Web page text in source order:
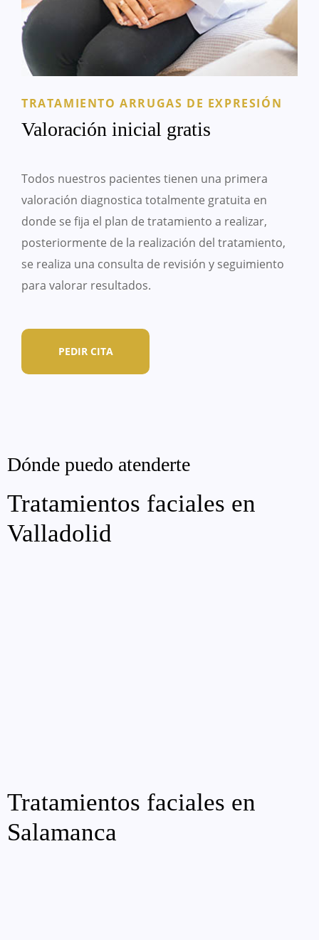
TRATAMIENTO ARRUGAS DE EXPRESIÓN
Valoración inicial gratis
Todos nuestros pacientes tienen una primera
valoración diagnostica totalmente gratuita en
donde se fija el plan de tratamiento a realizar,
posteriormente de la realización del tratamiento,
se realiza una consulta de revisión y seguimiento
para valorar resultados.
PEDIR CITA
Dónde puedo atenderte
Tratamientos faciales en
Valladolid
Tratamientos faciales en
Salamanca